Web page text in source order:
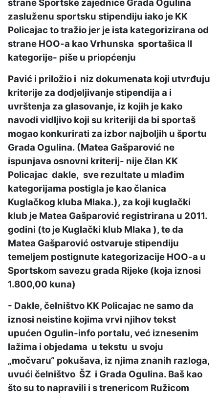
strane Športske zajednice Grada Ogulina
zasluženu sportsku stipendiju iako je KK
Policajac to tražio jer je ista kategorizirana od
strane HOO-a kao Vrhunska sportašica II
kategorije- piše u priopćenju
Pavić i priložio i niz dokumenata koji utvrđuju
kriterije za dodjeljivanje stipendija a i
uvrštenja za glasovanje, iz kojih je kako
navodi vidljivo koji su kriteriji da bi sportaš
mogao konkurirati za izbor najboljih u športu
Grada Ogulina. (Matea Gašparović ne
ispunjava osnovni kriterij- nije član KK
Policajac dakle, sve rezultate u mlađim
kategorijama postigla je kao članica
Kuglačkog kluba Mlaka.), za koji kuglački
klub je Matea Gašparović registrirana u 2011.
godini (to je Kuglački klub Mlaka ), te da
Matea Gašparović ostvaruje stipendiju
temeljem postignute kategorizacije HOO-a u
Sportskom savezu grada Rijeke (koja iznosi
1.800,00 kuna)
- Dakle, čelništvo KK Policajac ne samo da
iznosi neistine kojima vrvi njihov tekst
upućen Ogulin-info portalu, već iznesenim
lažima i objedama u tekstu u svoju
„močvaru“ pokušava, iz njima znanih razloga,
uvući čelništvo ŠZ i Grada Ogulina. Baš kao
što su to napravili i s trenericom Ružicom